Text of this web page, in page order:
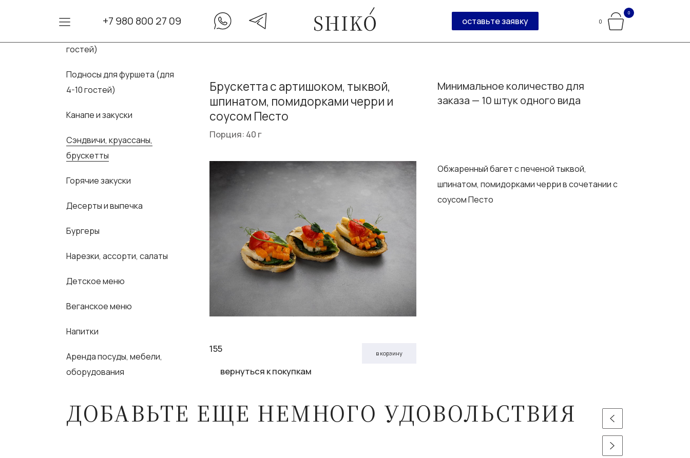
+7 980 800 27 09 оставьте заявку 0
0
гостей)
Подносы для фуршета (для
4-10 гостей)
Канапе и закуски
Сэндвичи, круассаны,
брускетты
Горячие закуски
Десерты и выпечка
Бургеры
Нарезки, ассорти, салаты
Детское меню
Веганское меню
Напитки
Аренда посуды, мебели,
оборудования
Брускетта с артишоком, тыквой,
шпинатом, помидорками черри и
соусом Песто
Порция: 40 г
Минимальное количество для
заказа — 10 штук одного вида
155 в корзину
вернуться к покупкам
Обжаренный багет с печеной тыквой,
шпинатом, помидорками черри в сочетании с
соусом Песто
ДОБАВЬТЕ ЕЩЕ НЕМНОГО УДОВОЛЬСТВИЯ